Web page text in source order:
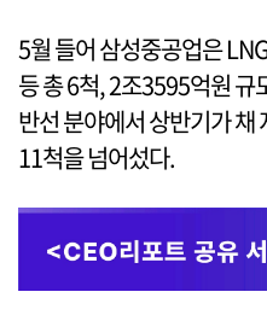
5월 들어 삼성중공업은
등 총 6척, 2조3595억원
반선 분야에서 상반기가 채
11척을 넘어섰다.